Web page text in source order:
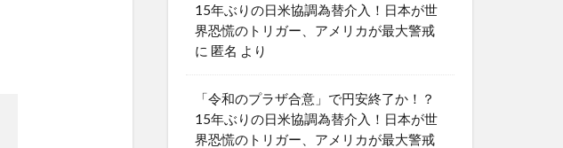
15年ぶりの日米協調為替介入！日本が世
界恐慌のトリガー、アメリカが最大警戒
に 匿名 より
「令和のプラザ合意」で円安終了か！？
15年ぶりの日米協調為替介入！日本が世
界恐慌のトリガー、アメリカが最大警戒